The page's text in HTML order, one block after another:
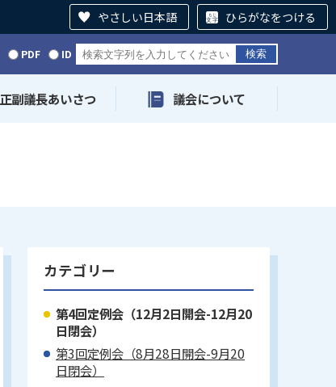
やさしい日本語 ひらがなをつける
PDF ID
正副議長あいさつ 議会について
カテゴリー
第4回定例会（12月2日開会-12月20
日閉会）
第3回定例会（8月28日開会-9月20
日閉会）